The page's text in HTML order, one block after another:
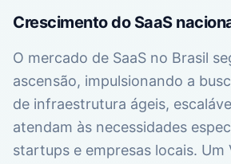
Crescimento do SaaS
O mercado de SaaS no Brasil
ascensão, impulsionando a
de infraestrutura ágeis,
atendam às necessidades
startups e empresas locais. Um